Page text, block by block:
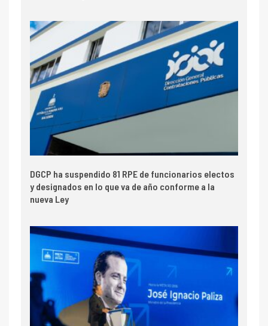
DGCP ha suspendido 81 RPE de funcionarios electos
y designados en lo que va de año conforme a la
nueva Ley